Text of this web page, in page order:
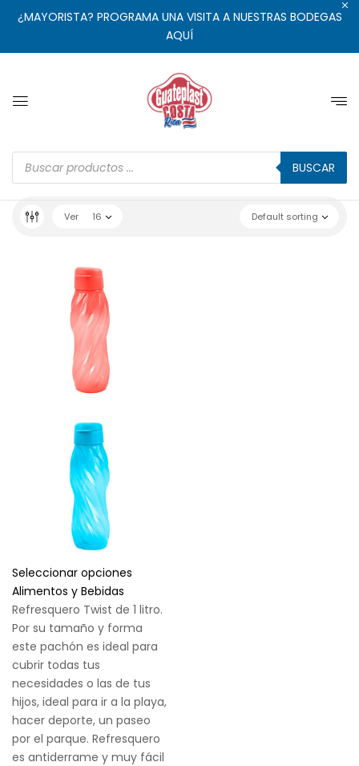
¿MAYORISTA? PROGRAMA UNA VISITA A NUESTRAS BODEGAS
AQUÍ
BUSCAR
Default sorting
Ver 16
Seleccionar opciones
Alimentos y Bebidas
Refresquero Twist de 1 litro.
Por su tamaño y forma
este pachón es ideal para
cubrir todas tus
necesidades o las de tus
hijos, ideal para ir a la playa,
hacer deporte, un paseo
por el parque. Refresquero
es antiderrame y muy fácil